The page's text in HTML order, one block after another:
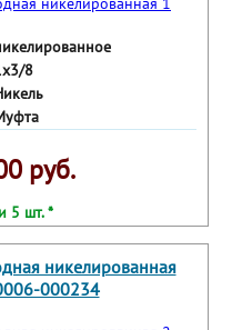
8
руб.
5 шт. *
никелированная
000234